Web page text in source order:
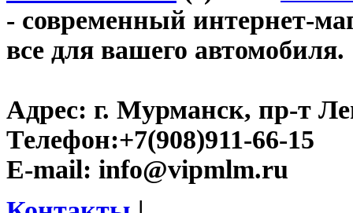
- современный интернет-
все для вашего автомобиля.
Адрес: г. Мурманск, пр-т
Телефон:+7(908)911-66-15
E-mail: info@vipmlm.ru